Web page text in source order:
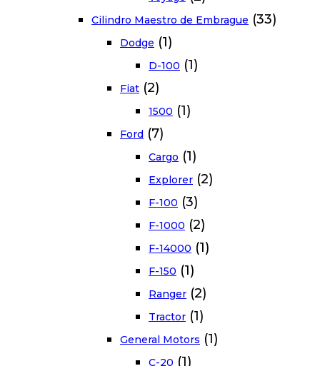
Cilindro Maestro de Embrague (33)
Dodge (1)
D-100 (1)
Fiat (2)
1500 (1)
Ford (7)
Cargo (1)
Explorer (2)
F-100 (3)
F-1000 (2)
F-14000 (1)
F-150 (1)
Ranger (2)
Tractor (1)
General Motors (1)
C-20 (1)